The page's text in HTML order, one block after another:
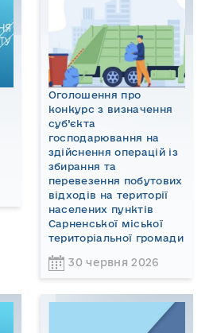
Оголошення про
конкурс з визначення
суб’єкта
господарювання на
здійснення операцій із
збирання та
перевезення побутових
відходів на території
населених пунктів
Сарненської міської
територіальної громади
30 червня 2026